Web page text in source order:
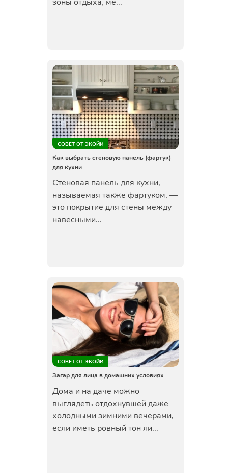
СОВЕТ ОТ ЭКОЙИ
Как выбрать стеновую панель (фартук)
для кухни
Стеновая панель для кухни,
называемая также фартуком, —
это покрытие для стены между
навесными...
СОВЕТ ОТ ЭКОЙИ
Загар для лица в домашних условиях
Дома и на даче можно
выглядеть отдохнувшей даже
холодными зимними вечерами,
если иметь ровный тон ли...